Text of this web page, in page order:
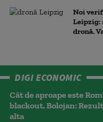
Noi
Leipzig:
dronă.
DIGI ECONOMIC
Cât de aproape este
blackout. Bolojan:
alta